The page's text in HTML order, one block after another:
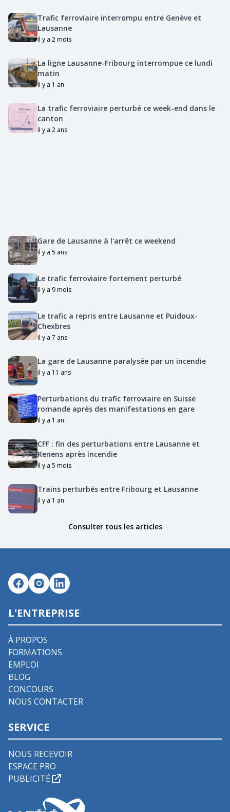
Trafic ferroviaire interrompu entre Genève et
Lausanne
il y a 2 mois
La ligne Lausanne-Fribourg interrompue ce lundi
matin
il y a 1 an
La trafic ferroviaire perturbé ce week-end dans le
canton
il y a 2 ans
Gare de Lausanne à l'arrêt ce weekend
il y a 5 ans
Le trafic ferroviaire fortement perturbé
il y a 9 mois
Le trafic a repris entre Lausanne et Puidoux-
Chexbres
il y a 7 ans
La gare de Lausanne paralysée par un incendie
il y a 11 ans
Perturbations du trafic ferroviaire en Suisse
romande après des manifestations en gare
il y a 1 an
CFF : fin des perturbations entre Lausanne et
Renens après incendie
il y a 5 mois
Trains perturbés entre Fribourg et Lausanne
il y a 1 an
Consulter tous les articles
L'ENTREPRISE
À PROPOS
FORMATIONS
EMPLOI
BLOG
CONCOURS
NOUS CONTACTER
SERVICE
NOUS RECEVOIR
ESPACE PRO
PUBLICITÉ